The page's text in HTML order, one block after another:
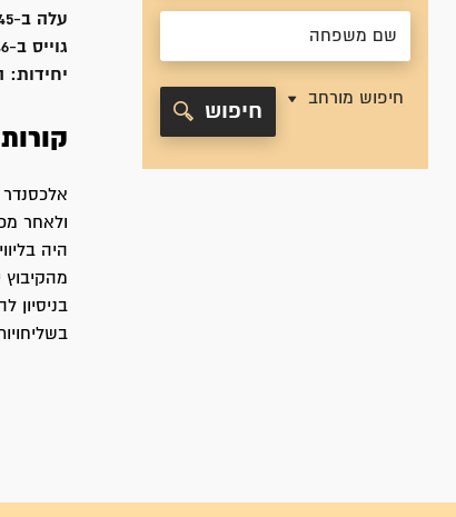
חיפוש מורחב
חיפוש
עלה ב-
גוייס ב-
יחידות:
היה